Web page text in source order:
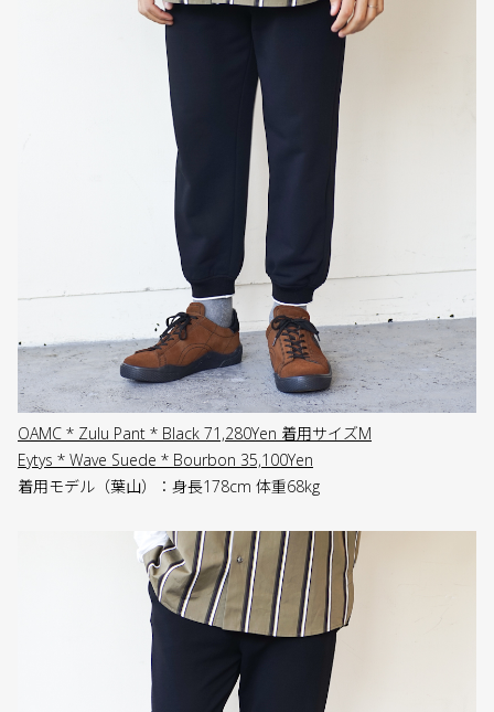
OAMC * Zulu Pant * Black 71,280Yen 着用サイズM
Eytys * Wave Suede * Bourbon 35,100Yen
着用モデル（葉山）：身長178cm 体重68kg